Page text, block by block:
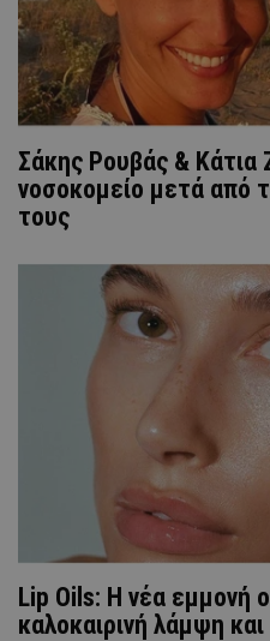
Σάκης Ρουβάς & Κάτια
νοσοκομείο μετά από
τους
Lip Oils: Η νέα εμμονή
καλοκαιρινή λάμψη